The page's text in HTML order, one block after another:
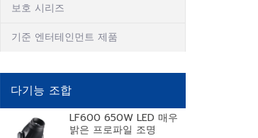
보호 시리즈
기준 엔터테인먼트 제품
다기능 조합
LF600 650W LED 매우
밝은 프로파일 조명